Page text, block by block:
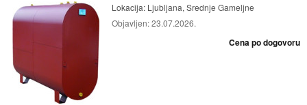
Lokacija: Ljubljana, Srednje Gameljne
Objavljen:23.07.2026.
Cena po dogovoru